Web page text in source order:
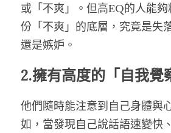
或「不爽」。但高EQ的人能
份「不爽」的底層，究竟是失
還是嫉妒。
2.擁有高度的「自我覺
他們隨時能注意到自己身體與
如，當發現自己說話語速變快